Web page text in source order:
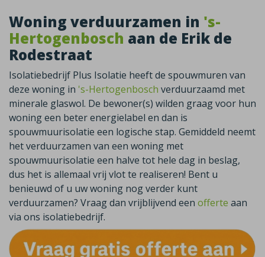
Woning verduurzamen in 's-
Hertogenbosch aan de Erik de
Rodestraat
Isolatiebedrijf Plus Isolatie heeft de spouwmuren van
deze woning in 's-Hertogenbosch verduurzaamd met
minerale glaswol. De bewoner(s) wilden graag voor hun
woning een beter energielabel en dan is
spouwmuurisolatie een logische stap. Gemiddeld neemt
het verduurzamen van een woning met
spouwmuurisolatie een halve tot hele dag in beslag,
dus het is allemaal vrij vlot te realiseren! Bent u
benieuwd of u uw woning nog verder kunt
verduurzamen? Vraag dan vrijblijvend een offerte aan
via ons isolatiebedrijf.